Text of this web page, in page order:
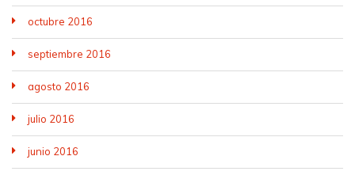
octubre 2016
septiembre 2016
agosto 2016
julio 2016
junio 2016